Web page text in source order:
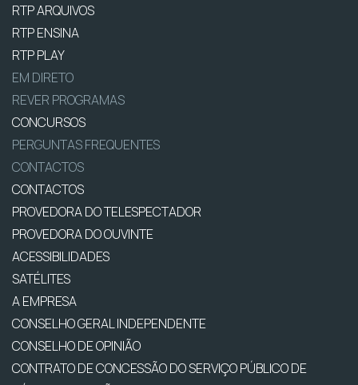
RTP ARQUIVOS
RTP ENSINA
RTP PLAY
EM DIRETO
REVER PROGRAMAS
CONCURSOS
PERGUNTAS FREQUENTES
CONTACTOS
CONTACTOS
PROVEDORA DO TELESPECTADOR
PROVEDORA DO OUVINTE
ACESSIBILIDADES
SATÉLITES
A EMPRESA
CONSELHO GERAL INDEPENDENTE
CONSELHO DE OPINIÃO
CONTRATO DE CONCESSÃO DO SERVIÇO PÚBLICO DE